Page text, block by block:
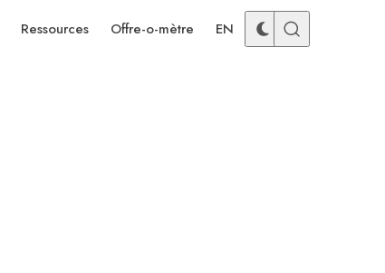
Ressources Offre-o-mètre EN